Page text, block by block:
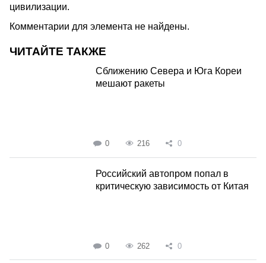
цивилизации.
Комментарии для элемента не найдены.
ЧИТАЙТЕ ТАКЖЕ
Сближению Севера и Юга Кореи
мешают ракеты
0 216 0
Российский автопром попал в
критическую зависимость от Китая
0 262 0